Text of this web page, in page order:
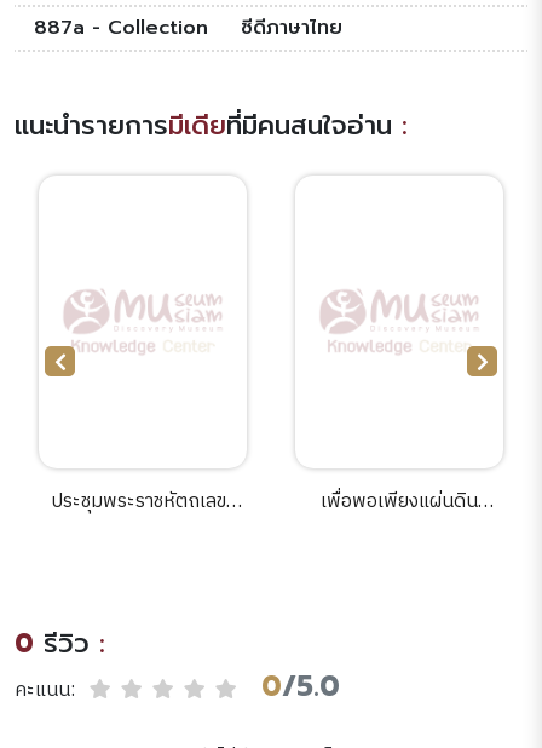
887a - Collection ซีดีภาษาไทย
แนะนำรายการมีเดียที่มีคนสนใจอ่าน :
ประชุมพระราชหัตถเลขา
เพื่อพอเพียงแผ่นดิน
0 รีวิว :
คะแนน: 0/5.0